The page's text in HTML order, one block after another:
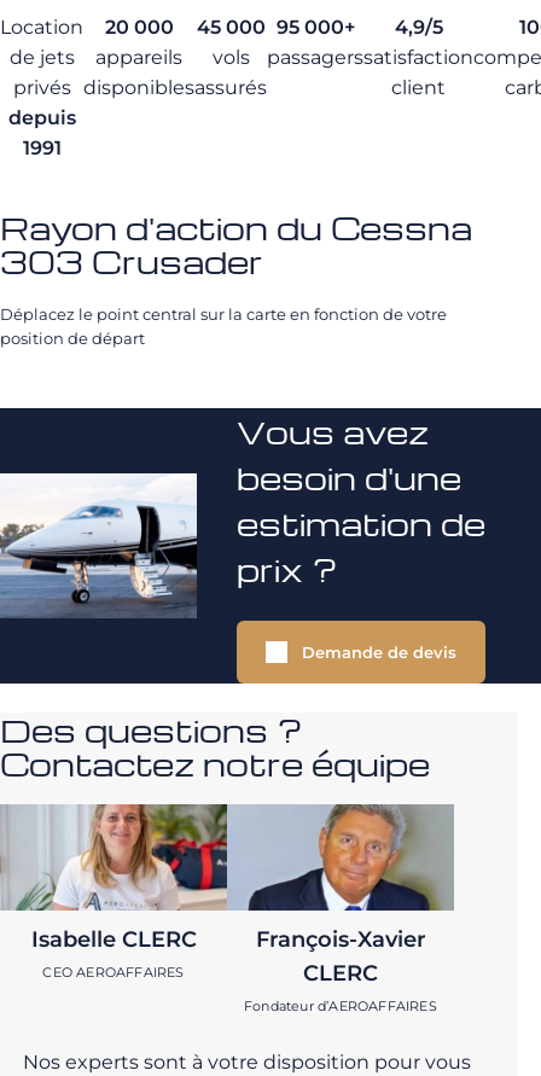
Location
de jets
privés
depuis
1991
20 000
appareils
disponibles
45 000
vols
assurés
95 000+
passagers
4,9/5
satisfaction
client
Rayon d'action du Cessna
303 Crusader
Déplacez le point central sur la carte en fonction de votre
position de départ
Vous avez
besoin d'une
estimation de
prix ?
Demande de devis
Des questions ?
Contactez notre équipe
Isabelle CLERC
CEO AEROAFFAIRES
François-Xavier
CLERC
Fondateur d’AEROAFFAIRES
Nos experts sont à votre disposition pour vous